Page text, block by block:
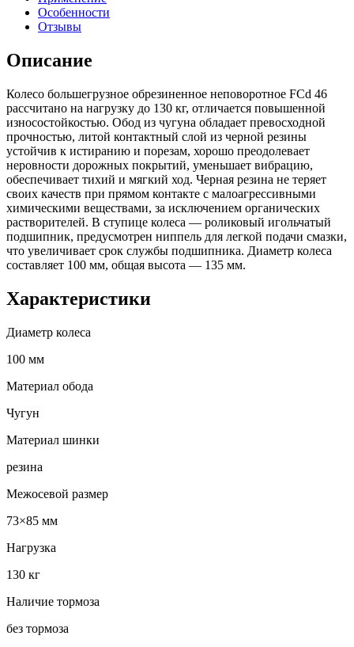
Особенности
Отзывы
Описание
Колесо большегрузное обрезиненное неповоротное FCd 46
рассчитано на нагрузку до 130 кг, отличается повышенной
износостойкостью. Обод из чугуна обладает превосходной
прочностью, литой контактный слой из черной резины
устойчив к истиранию и порезам, хорошо преодолевает
неровности дорожных покрытий, уменьшает вибрацию,
обеспечивает тихий и мягкий ход. Черная резина не теряет
своих качеств при прямом контакте с малоагрессивными
химическими веществами, за исключением органических
растворителей. В ступице колеса — роликовый игольчатый
подшипник, предусмотрен ниппель для легкой подачи смазки,
что увеличивает срок службы подшипника. Диаметр колеса
составляет 100 мм, общая высота — 135 мм.
Характеристики
Диаметр колеса
100 мм
Материал обода
Чугун
Материал шинки
резина
Межосевой размер
73×85 мм
Нагрузка
130 кг
Наличие тормоза
без тормоза